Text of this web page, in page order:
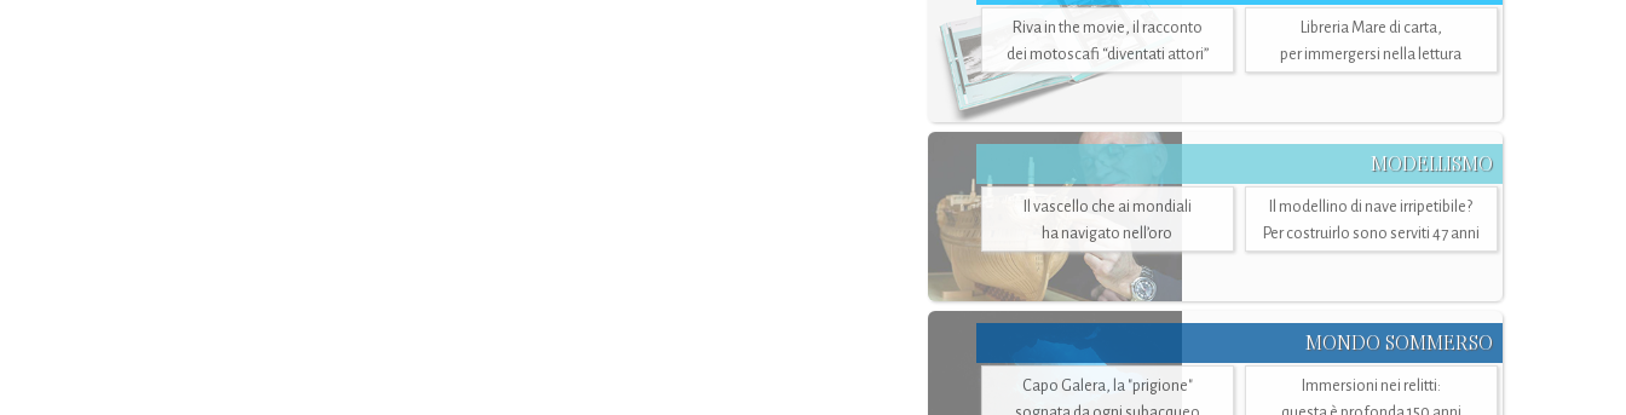
Riva in the movie, il racconto
dei motoscafi “diventati attori”
Libreria Mare di carta,
per immergersi nella lettura
MODELLISMO
Il vascello che ai mondiali
ha navigato nell’oro
Il modellino di nave irripetibile?
Per costruirlo sono serviti 47 anni
MONDO SOMMERSO
Capo Galera, la "prigione"
Immersioni nei relitti: